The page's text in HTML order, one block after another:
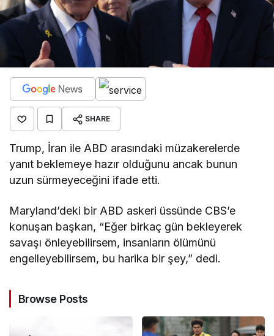
SHARE
Trump, İran ile ABD arasındaki müzakerelerde
yanıt beklemeye hazır olduğunu ancak bunun
uzun sürmeyeceğini ifade etti.
Maryland’deki bir ABD askeri üssünde CBS’e
konuşan başkan, “Eğer birkaç gün bekleyerek
savaşı önleyebilirsem, insanların ölümünü
engelleyebilirsem, bu harika bir şey,” dedi.
Browse Posts